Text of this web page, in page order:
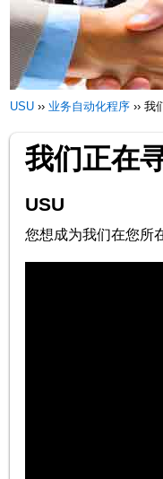
USU ››业务自动化程序 ››我
我们正在
USU
您想成为我们在您所